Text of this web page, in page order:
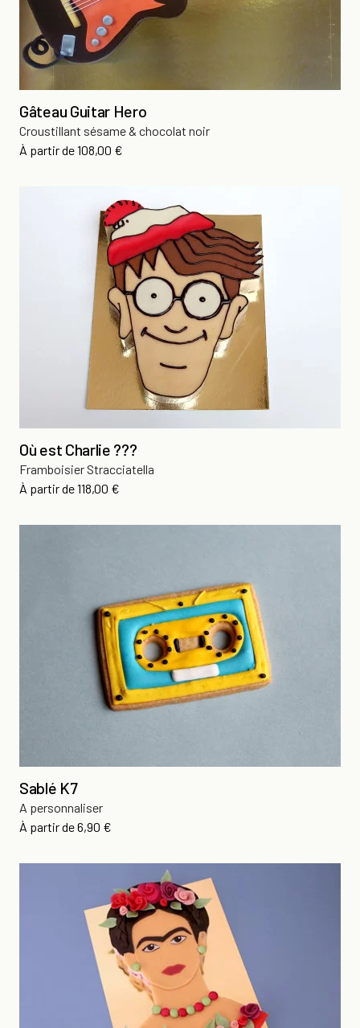
Gâteau Guitar Hero
Croustillant sésame & chocolat noir
À partir dePrix
108,00 €
Où est Charlie ???
Framboisier Stracciatella
À partir dePrix
118,00 €
Sablé K7
A personnaliser
À partir dePrix
6,90 €